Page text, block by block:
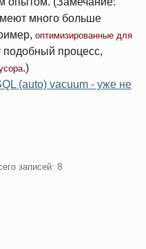
много больше
оптимизированные для
процесс,
.)
(auto) vacuum - уже не
записей: 8